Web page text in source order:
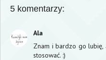
5 komentarzy:
Ala
Znam i bardzo go
stosować. :)